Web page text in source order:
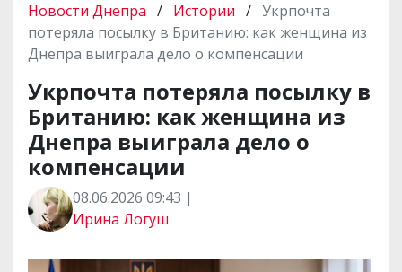
Новости Днепра / Истории / Укрпочта
потеряла посылку в Британию: как женщина из
Днепра выиграла дело о компенсации
Укрпочта потеряла посылку в
Британию: как женщина из
Днепра выиграла дело о
компенсации
08.06.2026 09:43 |
Ирина Логуш